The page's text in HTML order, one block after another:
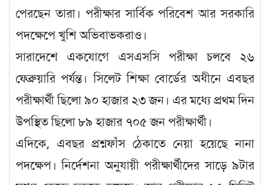
পেরছেন তারা। পরীক্ষার সার্বিক পরিবেশ আর সরকারি
পদক্ষেপে খুশি অভিবাভকরাও।
সারাদেশে একযোগে এসএসসি পরীক্ষা চলবে ২৬
ফেব্রুয়ারি পর্যন্ত। সিলেট শিক্ষা বোর্ডের অধীনে এবছর
পরীক্ষার্থী ছিলো ৯০ হাজার ২৩ জন। এর মধ্যে প্রথম দিন
উপস্থিত ছিলো ৮৯ হাজার ৭০৫ জন পরীক্ষার্থী।
এদিকে, এবছর প্রশ্নফাঁস ঠেকাতে নেয়া হয়েছে নানা
পদক্ষেপ। নির্দেশনা অনুযায়ী পরীক্ষার্থীদের সাড়ে ৯টার